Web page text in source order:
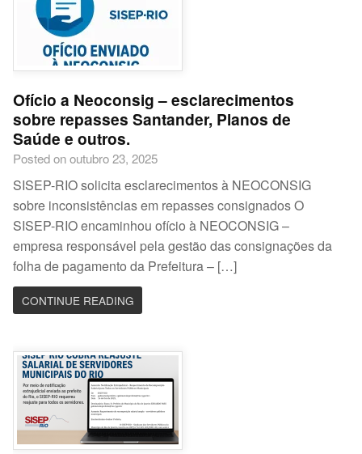
Ofício a Neoconsig – esclarecimentos
sobre repasses Santander, Planos de
Saúde e outros.
Posted on outubro 23, 2025
SISEP-RIO solicita esclarecimentos à NEOCONSIG
sobre inconsistências em repasses consignados O
SISEP-RIO encaminhou ofício à NEOCONSIG –
empresa responsável pela gestão das consignações da
folha de pagamento da Prefeitura – […]
CONTINUE READING